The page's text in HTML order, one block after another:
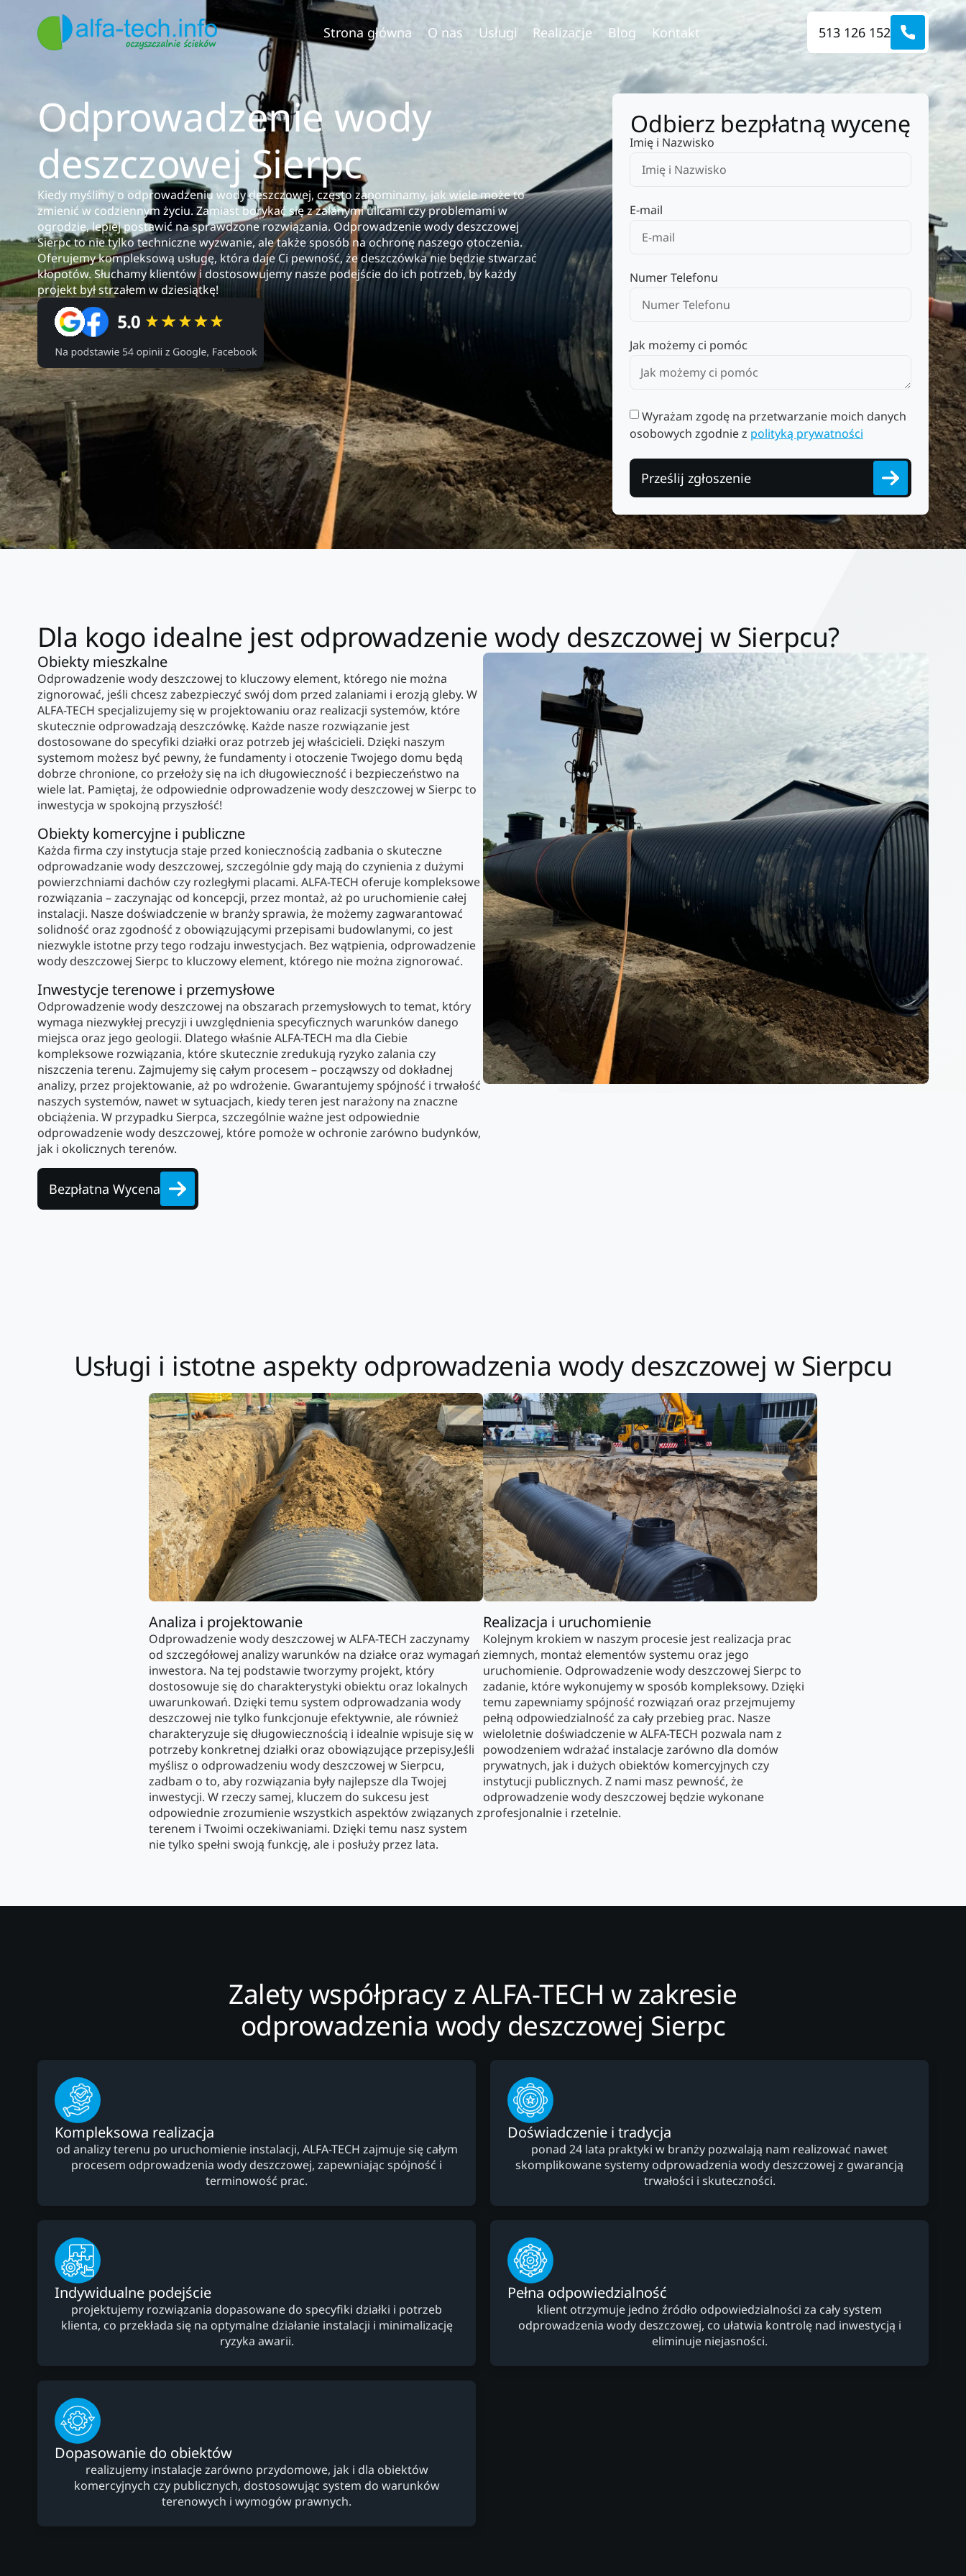
Strona główna O nas Usługi Realizacje Blog Kontakt 513 126 152
Odprowadzenie wody
deszczowej Sierpc
Kiedy myślimy o odprowadzeniu wody deszczowej, często zapominamy, jak wiele może to
zmienić w codziennym życiu. Zamiast borykać się z zalanymi ulicami czy problemami w
ogrodzie, lepiej postawić na sprawdzone rozwiązania. Odprowadzenie wody deszczowej
Sierpc to nie tylko techniczne wyzwanie, ale także sposób na ochronę naszego otoczenia.
Oferujemy kompleksową usługę, która daje Ci pewność, że deszczówka nie będzie stwarzać
kłopotów. Słuchamy klientów i dostosowujemy nasze podejście do ich potrzeb, by każdy
projekt był strzałem w dziesiątkę!
Odbierz bezpłatną wycenę
Imię i Nazwisko
E-mail
Numer Telefonu
Jak możemy ci pomóc
Wyrażam zgodę na przetwarzanie moich danych
osobowych zgodnie z polityką prywatności
Prześlij zgłoszenie
Dla kogo idealne jest odprowadzenie wody deszczowej w Sierpcu?
Obiekty mieszkalne
Odprowadzenie wody deszczowej to kluczowy element, którego nie można
zignorować, jeśli chcesz zabezpieczyć swój dom przed zalaniami i erozją gleby. W
ALFA-TECH specjalizujemy się w projektowaniu oraz realizacji systemów, które
skutecznie odprowadzają deszczówkę. Każde nasze rozwiązanie jest
dostosowane do specyfiki działki oraz potrzeb jej właścicieli. Dzięki naszym
systemom możesz być pewny, że fundamenty i otoczenie Twojego domu będą
dobrze chronione, co przełoży się na ich długowieczność i bezpieczeństwo na
wiele lat. Pamiętaj, że odpowiednie odprowadzenie wody deszczowej w Sierpc to
inwestycja w spokojną przyszłość!
Obiekty komercyjne i publiczne
Każda firma czy instytucja staje przed koniecznością zadbania o skuteczne
odprowadzanie wody deszczowej, szczególnie gdy mają do czynienia z dużymi
powierzchniami dachów czy rozległymi placami. ALFA-TECH oferuje kompleksowe
rozwiązania – zaczynając od koncepcji, przez montaż, aż po uruchomienie całej
instalacji. Nasze doświadczenie w branży sprawia, że możemy zagwarantować
solidność oraz zgodność z obowiązującymi przepisami budowlanymi, co jest
niezwykle istotne przy tego rodzaju inwestycjach. Bez wątpienia, odprowadzenie
wody deszczowej Sierpc to kluczowy element, którego nie można zignorować.
Inwestycje terenowe i przemysłowe
Odprowadzenie wody deszczowej na obszarach przemysłowych to temat, który
wymaga niezwykłej precyzji i uwzględnienia specyficznych warunków danego
miejsca oraz jego geologii. Dlatego właśnie ALFA-TECH ma dla Ciebie
kompleksowe rozwiązania, które skutecznie zredukują ryzyko zalania czy
niszczenia terenu. Zajmujemy się całym procesem – począwszy od dokładnej
analizy, przez projektowanie, aż po wdrożenie. Gwarantujemy spójność i trwałość
naszych systemów, nawet w sytuacjach, kiedy teren jest narażony na znaczne
obciążenia. W przypadku Sierpca, szczególnie ważne jest odpowiednie
odprowadzenie wody deszczowej, które pomoże w ochronie zarówno budynków,
jak i okolicznych terenów.
Bezpłatna Wycena
Usługi i istotne aspekty odprowadzenia wody deszczowej w Sierpcu
Analiza i projektowanie
Odprowadzenie wody deszczowej w ALFA-TECH zaczynamy
od szczegółowej analizy warunków na działce oraz wymagań
inwestora. Na tej podstawie tworzymy projekt, który
dostosowuje się do charakterystyki obiektu oraz lokalnych
uwarunkowań. Dzięki temu system odprowadzania wody
deszczowej nie tylko funkcjonuje efektywnie, ale również
charakteryzuje się długowiecznością i idealnie wpisuje się w
potrzeby konkretnej działki oraz obowiązujące przepisy.Jeśli
myślisz o odprowadzeniu wody deszczowej w Sierpcu,
zadbam o to, aby rozwiązania były najlepsze dla Twojej
inwestycji. W rzeczy samej, kluczem do sukcesu jest
odpowiednie zrozumienie wszystkich aspektów związanych z
terenem i Twoimi oczekiwaniami. Dzięki temu nasz system
nie tylko spełni swoją funkcję, ale i posłuży przez lata.
Realizacja i uruchomienie
Kolejnym krokiem w naszym procesie jest realizacja prac
ziemnych, montaż elementów systemu oraz jego
uruchomienie. Odprowadzenie wody deszczowej Sierpc to
zadanie, które wykonujemy w sposób kompleksowy. Dzięki
temu zapewniamy spójność rozwiązań oraz przejmujemy
pełną odpowiedzialność za cały przebieg prac. Nasze
wieloletnie doświadczenie w ALFA-TECH pozwala nam z
powodzeniem wdrażać instalacje zarówno dla domów
prywatnych, jak i dużych obiektów komercyjnych czy
instytucji publicznych. Z nami masz pewność, że
odprowadzenie wody deszczowej będzie wykonane
profesjonalnie i rzetelnie.
Zalety współpracy z ALFA-TECH w zakresie
odprowadzenia wody deszczowej Sierpc
Kompleksowa realizacja
od analizy terenu po uruchomienie instalacji, ALFA-TECH zajmuje się całym
procesem odprowadzenia wody deszczowej, zapewniając spójność i
terminowość prac.
Doświadczenie i tradycja
ponad 24 lata praktyki w branży pozwalają nam realizować nawet
skomplikowane systemy odprowadzenia wody deszczowej z gwarancją
trwałości i skuteczności.
Indywidualne podejście
projektujemy rozwiązania dopasowane do specyfiki działki i potrzeb
klienta, co przekłada się na optymalne działanie instalacji i minimalizację
ryzyka awarii.
Pełna odpowiedzialność
klient otrzymuje jedno źródło odpowiedzialności za cały system
odprowadzenia wody deszczowej, co ułatwia kontrolę nad inwestycją i
eliminuje niejasności.
Dopasowanie do obiektów
realizujemy instalacje zarówno przydomowe, jak i dla obiektów
komercyjnych czy publicznych, dostosowując system do warunków
terenowych i wymogów prawnych.